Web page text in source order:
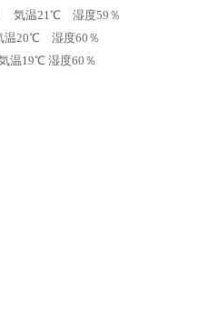
気温21℃ 湿度59％
温20℃ 湿度60％
温19℃ 湿度60％